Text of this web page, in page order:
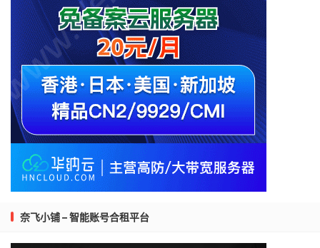
奈飞小铺 – 智能账号合租平台